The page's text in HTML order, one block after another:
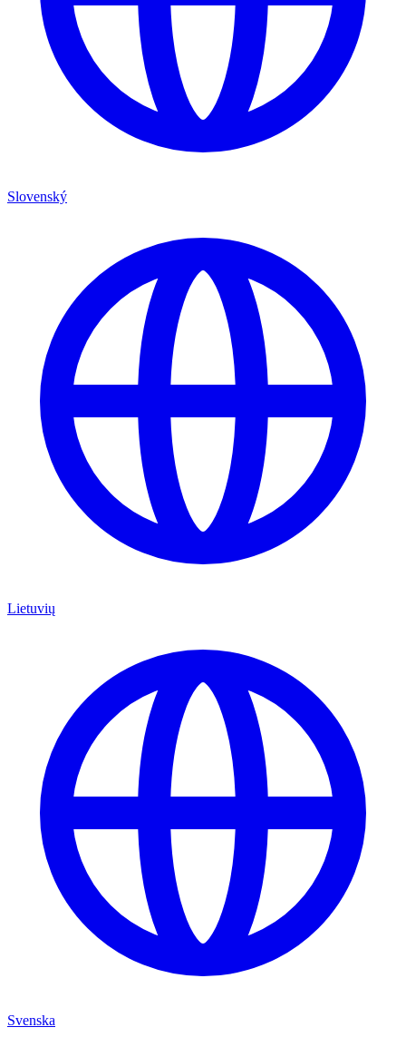
Slovenský
Lietuvių
Svenska